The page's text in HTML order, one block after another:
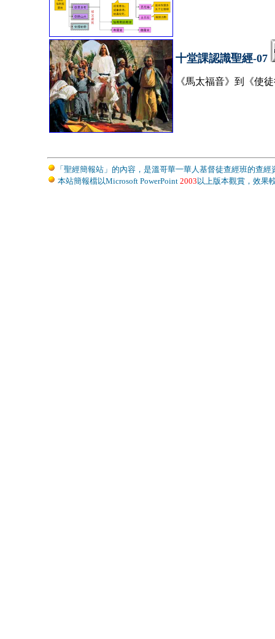
十堂課認識聖經-07
《馬太福音》到《使
「聖經簡報站」的內容，是溫哥華一華人基督徒查經班的查
本站簡報檔以Microsoft PowerPoint 2003 以上版本觀賞，效果